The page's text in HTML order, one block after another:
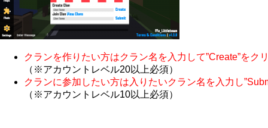
クランを作りたい方はクラン名を入力して”Create”をク
（※アカウントレベル20以上必須）
クランに参加したい方は入りたいクラン名を入力し
（※アカウントレベル10以上必須）